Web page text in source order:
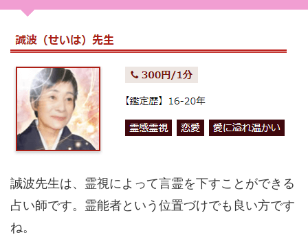
誠波先生は、霊視によって言霊を下すことができる
占い師です。霊能者という位置づけでも良い方です
ね。